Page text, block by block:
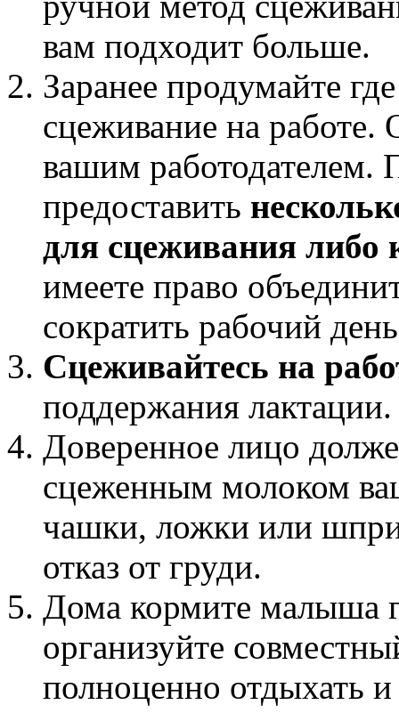
вам подходит больше.
Заранее продумайте
сцеживание на работе.
вашим работодателем.
предоставить
для сцеживания либо
имеете право
сократить рабочий
Сцеживайтесь на
поддержания лактации.
Доверенное лицо
сцеженным молоком
чашки, ложки или
отказ от груди.
Дома кормите малыша
организуйте
полноценно отдыхать